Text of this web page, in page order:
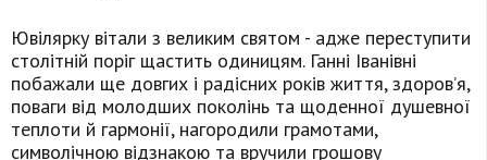
Ювілярку вітали з великим святом - адже переступити
столітній поріг щастить одиницям. Ганні Іванівні
побажали ще довгих і радісних років життя, здоров’я,
поваги від молодших поколінь та щоденної душевної
теплоти й гармонії, нагородили грамотами,
символічною відзнакою та вручили грошову